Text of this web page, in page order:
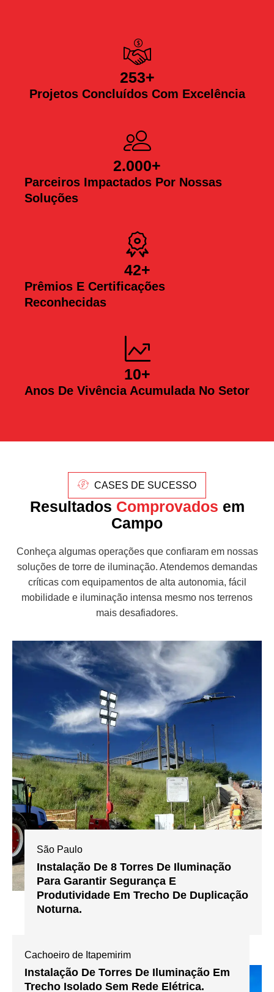
Projetos Concluídos Com Excelência
253+
Parceiros Impactados Por Nossas
Soluções
2.000+
Prêmios E Certificações
Reconhecidas
42+
Anos De Vivência Acumulada No Setor
10+
CASES DE SUCESSO
Resultados Comprovados em
Campo
Conheça algumas operações que confiaram em nossas
soluções de torre de iluminação. Atendemos demandas
críticas com equipamentos de alta autonomia, fácil
mobilidade e iluminação intensa mesmo nos terrenos
mais desafiadores.
São Paulo
Instalação De 8 Torres De Iluminação
Para Garantir Segurança E
Produtividade Em Trecho De Duplicação
Noturna.
Cachoeiro de Itapemirim
Instalação De Torres De Iluminação Em
Trecho Isolado Sem Rede Elétrica.